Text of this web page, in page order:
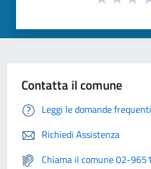
Contatta il comune
Leggi le domande frequenti
Richiedi Assistenza
Chiama il comune 02-